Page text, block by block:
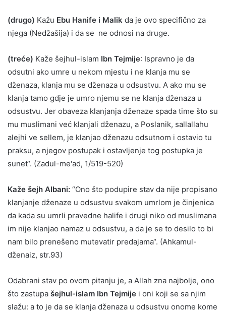
(drugo) Kažu Ebu Hanife i Malik da je ovo specifično za
njega (Nedžašija) i da se ne odnosi na druge.
(treće) Kaže šejhul-islam Ibn Tejmije: Ispravno je da
odsutni ako umre u nekom mjestu i ne klanja mu se
dženaza, klanja mu se dženaza u odsustvu. A ako mu se
klanja tamo gdje je umro njemu se ne klanja dženaza u
odsustvu. Jer obaveza klanjanja dženaze spada time što su
mu muslimani već klanjali dženazu, a Poslanik, sallallahu
alejhi ve sellem, je klanjao dženazu odsutnom i ostavio tu
praksu, a njegov postupak i ostavljenje tog postupka je
sunet“. (Zadul-me'ad, 1/519-520)
Kaže šejh Albani: “Ono što podupire stav da nije propisano
klanjanje dženaze u odsustvu svakom umrlom je činjenica
da kada su umrli pravedne halife i drugi niko od muslimana
im nije klanjao namaz u odsustvu, a da je se to desilo to bi
nam bilo prenešeno mutevatir predajama“. (Ahkamul-
dženaiz, str.93)
Odabrani stav po ovom pitanju je, a Allah zna najbolje, ono
što zastupa šejhul-islam Ibn Tejmije i oni koji se sa njim
slažu: a to je da se klanja dženaza u odsustvu onome kome